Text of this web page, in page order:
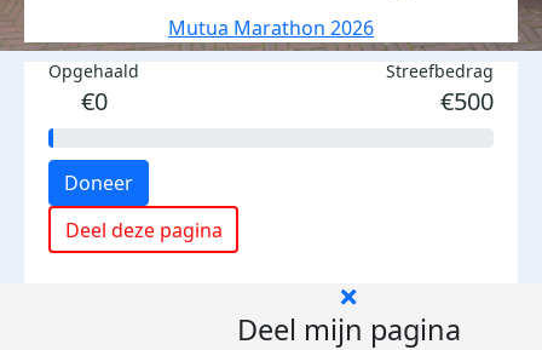
Mutua Marathon 2026
Opgehaald
€0
Streefbedrag
€500
Doneer
Deel deze pagina
Deel mijn pagina